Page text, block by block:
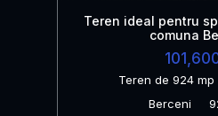
Teren ideal pentru
comuna
Teren de 924
Berceni